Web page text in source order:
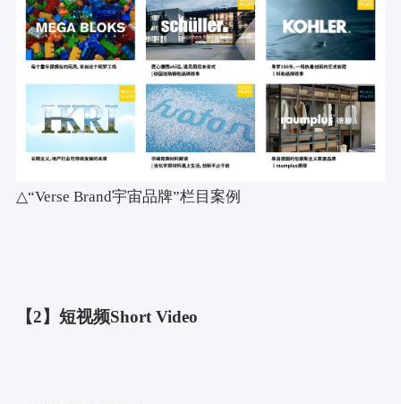
△“Verse Brand宇宙品牌”栏目案例
【2】短视频Short Video